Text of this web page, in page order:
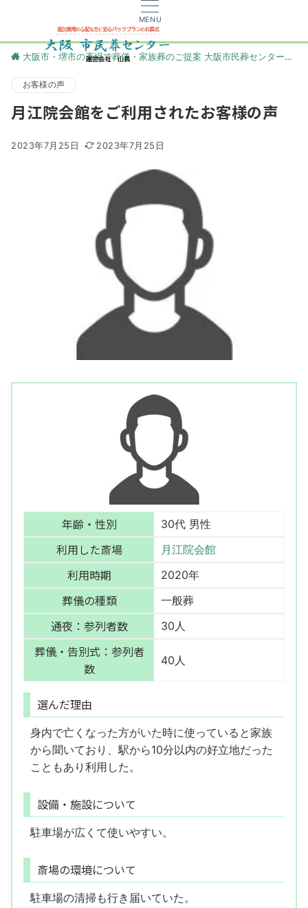
MENU
大阪市・堺市の斎場で葬儀・家族葬のご提案 大阪市民葬センター
お客様の声
月江院会館をご利用されたお客様の声
2023年7月25日 2023年7月25日
年齢・性別 30代 男性
利用した斎場 月江院会館
利用時期 2020年
葬儀の種類 一般葬
通夜：参列者数 30人
葬儀・告別式：参列者
数
40人
選んだ理由
身内で亡くなった方がいた時に使っていると家族
から聞いており、駅から10分以内の好立地だった
こともあり利用した。
設備・施設について
駐車場が広くて使いやすい。
斎場の環境について
駐車場の清掃も行き届いていた。